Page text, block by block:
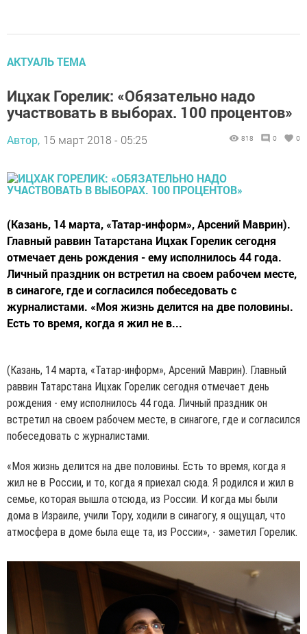
АКТУАЛЬ ТЕМА
Ицхак Горелик: «Обязательно надо
участвовать в выборах. 100 процентов»
Автор, 15 март 2018 - 05:25 818 0 0
(Казань, 14 марта, «Татар-информ», Арсений Маврин).
Главный раввин Татарстана Ицхак Горелик сегодня
отмечает день рождения - ему исполнилось 44 года.
Личный праздник он встретил на своем рабочем месте,
в синагоге, где и согласился побеседовать с
журналистами. «Моя жизнь делится на две половины.
Есть то время, когда я жил не в...
(Казань, 14 марта, «Татар-информ», Арсений Маврин). Главный
раввин Татарстана Ицхак Горелик сегодня отмечает день
рождения - ему исполнилось 44 года. Личный праздник он
встретил на своем рабочем месте, в синагоге, где и согласился
побеседовать с журналистами.
«Моя жизнь делится на две половины. Есть то время, когда я
жил не в России, и то, когда я приехал сюда. Я родился и жил в
семье, которая вышла отсюда, из России. И когда мы были
дома в Израиле, учили Тору, ходили в синагогу, я ощущал, что
атмосфера в доме была еще та, из России», - заметил Горелик.